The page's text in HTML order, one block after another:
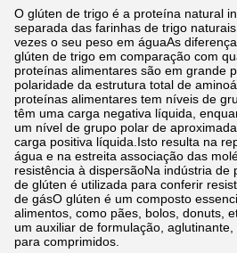
O glúten de trigo é a proteína natural
separada das farinhas de trigo
vezes o seu peso em águaAs
glúten de trigo em comparação com
proteínas alimentares são em grande
polaridade da estrutura total de
proteínas alimentares tem níveis de
têm uma carga negativa líquida,
um nível de grupo polar de
carga positiva líquida.Isto resulta na
água e na estreita associação das
resistência à dispersãoNa indústria de
de glúten é utilizada para conferir
de gásO glúten é um composto
alimentos, como pães, bolos, donuts,
um auxiliar de formulação,
para comprimidos.